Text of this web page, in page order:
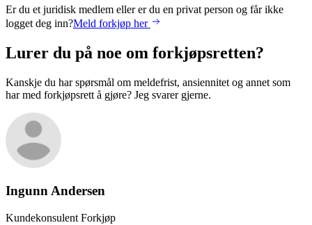
Er du et juridisk medlem eller er du en privat person og får ikke
logget deg inn?Meld forkjøp her
Lurer du på noe om forkjøpsretten?
Kanskje du har spørsmål om meldefrist, ansiennitet og annet som
har med forkjøpsrett å gjøre? Jeg svarer gjerne.
IngunnAndersen
Kundekonsulent Forkjøp